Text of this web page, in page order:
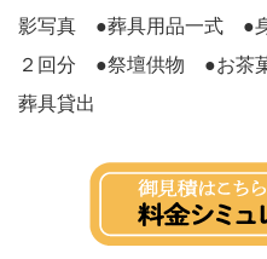
影写真 ●葬具用品一式 ●
２回分 ●祭壇供物 ●お茶
葬具貸出